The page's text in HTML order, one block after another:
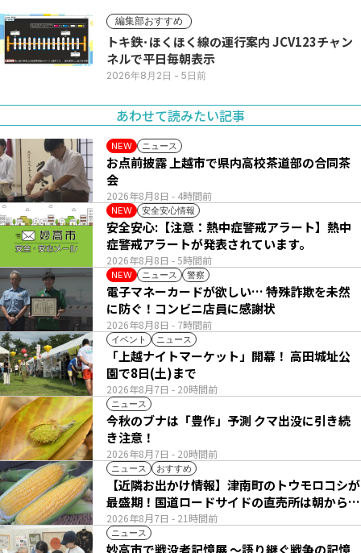
編集部おすすめ
トキ鉄･ほくほく線の運行案内 JCV123チャン
ネルで平日毎朝表示
2026年8月2日 - 5日前
あわせて読みたい記事
NEW ニュース
2026年8月8日 - 4時間前
お点前披露 上越市で県内高校茶道部の合同茶
会
NEW 安全安心情報
2026年8月8日 - 5時間前
安全安心:【注意：熱中症警戒アラート】熱中
症警戒アラートが発表されています。
NEW ニュース 警察
2026年8月8日 - 7時間前
電子マネーカードが欲しい… 特殊詐欺を未然
に防ぐ！コンビニ店員に感謝状
イベント ニュース
2026年8月7日 - 20時間前
「上越ナイトマーケット」開幕！ 高田城址公
園で8日(土)まで
ニュース
2026年8月7日 - 20時間前
今秋のブナは「豊作」予測 クマ出没に引き続
き注意！
ニュース おすすめ
2026年8月7日 - 21時間前
【近隣お出かけ情報】津南町のトウモロコシが
最盛期！国道ロードサイドの直売所は朝から長
い列
ニュース
妙高市で戦没者記憶展 ～語り継ぐ戦争の記憶